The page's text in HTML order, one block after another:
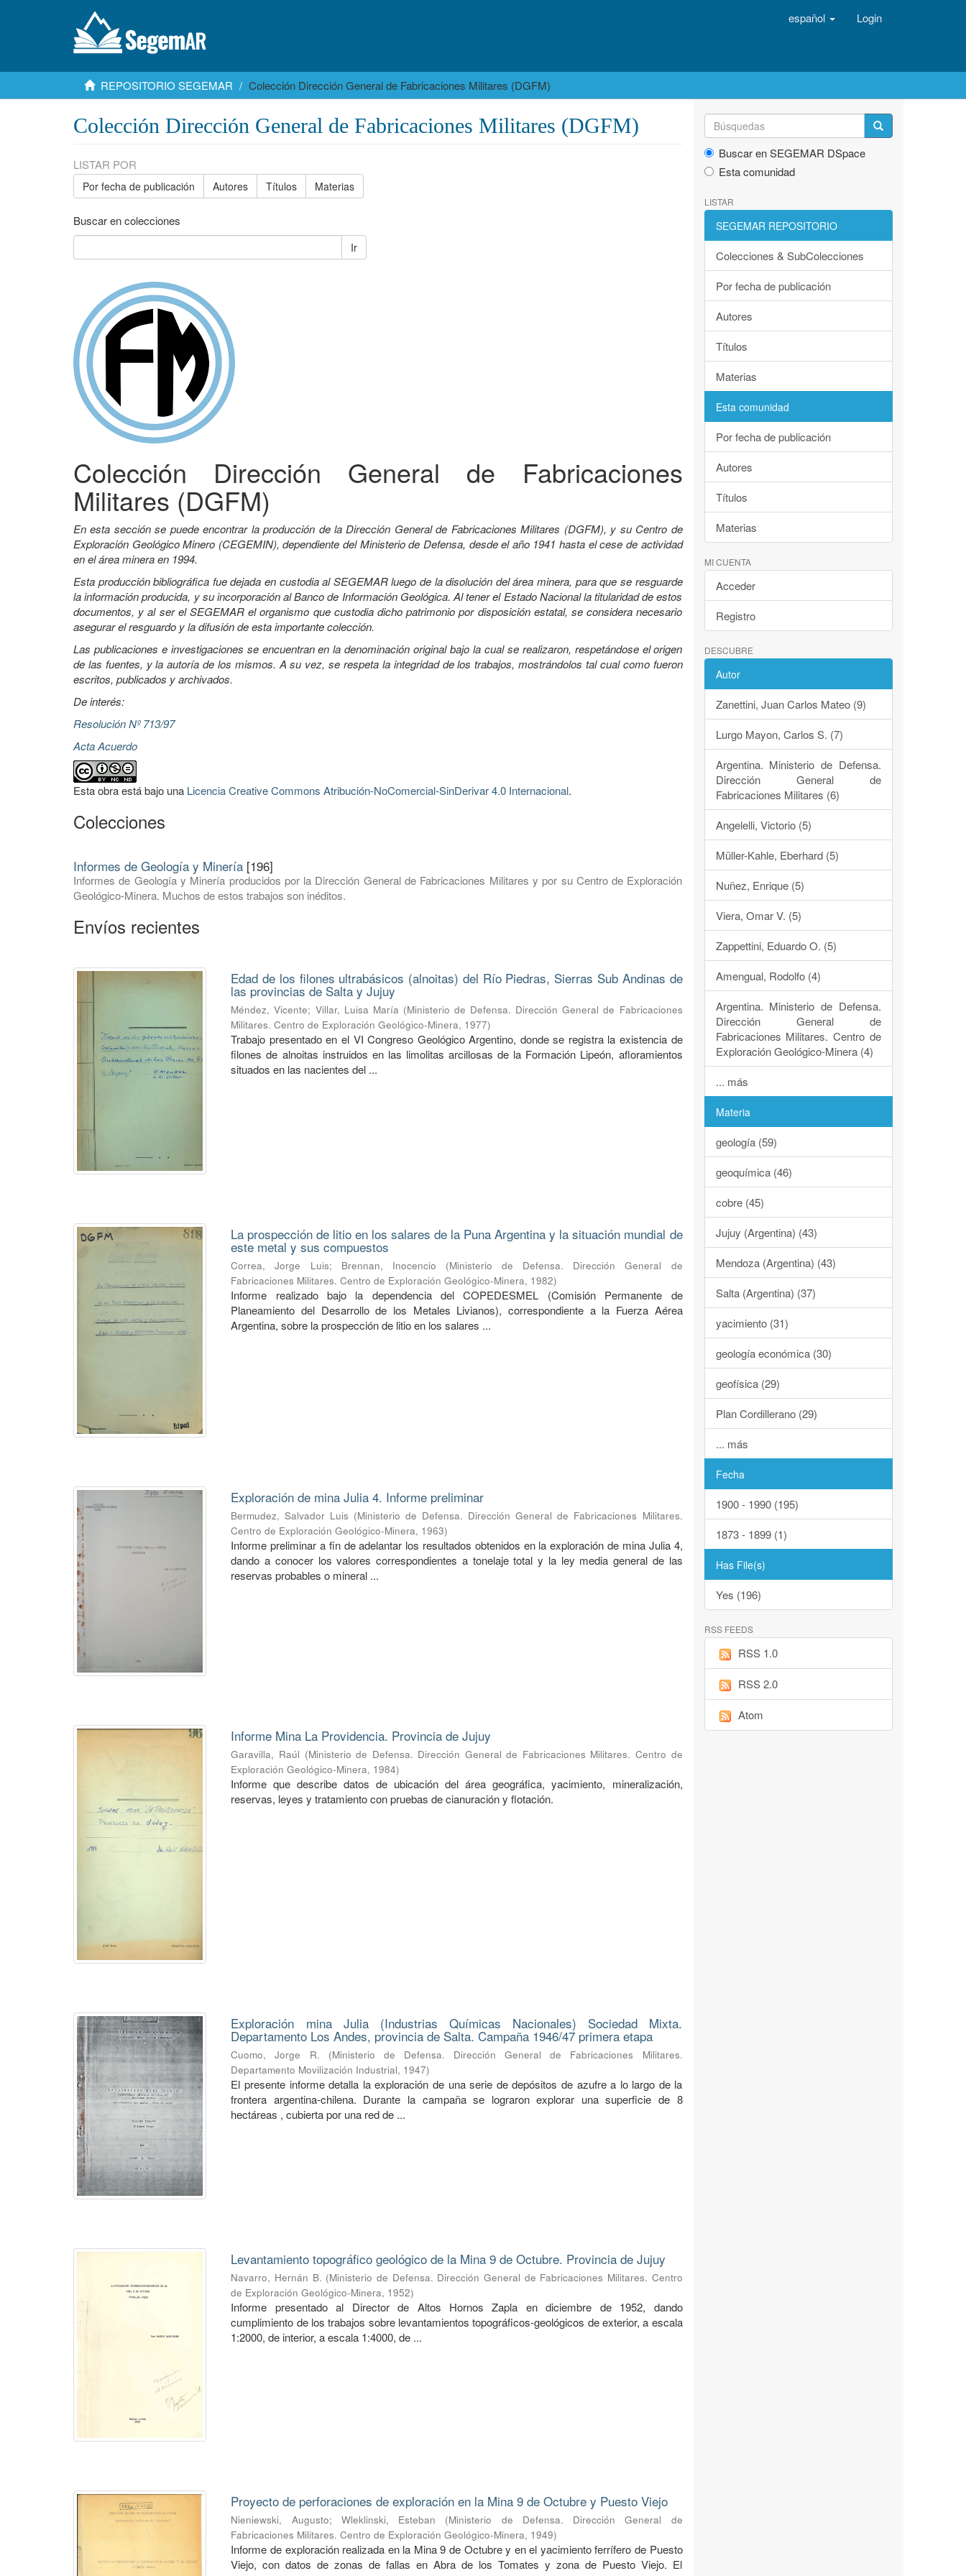
español Login
REPOSITORIO SEGEMAR Colección Dirección General de Fabricaciones Militares (DGFM)
Colección Dirección General de Fabricaciones Militares (DGFM)
LISTAR POR
Por fecha de publicación Autores Títulos Materias
Buscar en colecciones
Ir
Colección Dirección General de Fabricaciones
Militares (DGFM)
En esta sección se puede encontrar la producción de la Dirección General de Fabricaciones Militares (DGFM), y su Centro de
Exploración Geológico Minero (CEGEMIN), dependiente del Ministerio de Defensa, desde el año 1941 hasta el cese de actividad
en el área minera en 1994.
Esta producción bibliográfica fue dejada en custodia al SEGEMAR luego de la disolución del área minera, para que se resguarde
la información producida, y su incorporación al Banco de Información Geológica. Al tener el Estado Nacional la titularidad de estos
documentos, y al ser el SEGEMAR el organismo que custodia dicho patrimonio por disposición estatal, se considera necesario
asegurar el resguardo y la difusión de esta importante colección.
Las publicaciones e investigaciones se encuentran en la denominación original bajo la cual se realizaron, respetándose el origen
de las fuentes, y la autoría de los mismos. A su vez, se respeta la integridad de los trabajos, mostrándolos tal cual como fueron
escritos, publicados y archivados.
De interés:
Resolución Nº 713/97
Acta Acuerdo
Esta obra está bajo una Licencia Creative Commons Atribución-NoComercial-SinDerivar 4.0 Internacional.
Colecciones
Informes de Geología y Minería [196]
Informes de Geología y Minería producidos por la Dirección General de Fabricaciones Militares y por su Centro de Exploración
Geológico-Minera. Muchos de estos trabajos son inéditos.
Envíos recientes
Edad de los filones ultrabásicos (alnoitas) del Río Piedras, Sierras Sub Andinas de
las provincias de Salta y Jujuy
Méndez, Vicente; Villar, Luisa María (Ministerio de Defensa. Dirección General de Fabricaciones
Militares. Centro de Exploración Geológico-Minera, 1977)
Trabajo presentado en el VI Congreso Geológico Argentino, donde se registra la existencia de
filones de alnoitas instruidos en las limolitas arcillosas de la Formación Lipeón, afloramientos
situados en las nacientes del ...
La prospección de litio en los salares de la Puna Argentina y la situación mundial de
este metal y sus compuestos
Correa, Jorge Luis; Brennan, Inocencio (Ministerio de Defensa. Dirección General de
Fabricaciones Militares. Centro de Exploración Geológico-Minera, 1982)
Informe realizado bajo la dependencia del COPEDESMEL (Comisión Permanente de
Planeamiento del Desarrollo de los Metales Livianos), correspondiente a la Fuerza Aérea
Argentina, sobre la prospección de litio en los salares ...
Exploración de mina Julia 4. Informe preliminar
Bermudez, Salvador Luis (Ministerio de Defensa. Dirección General de Fabricaciones Militares.
Centro de Exploración Geológico-Minera, 1963)
Informe preliminar a fin de adelantar los resultados obtenidos en la exploración de mina Julia 4,
dando a conocer los valores correspondientes a tonelaje total y la ley media general de las
reservas probables o mineral ...
Informe Mina La Providencia. Provincia de Jujuy
Garavilla, Raúl (Ministerio de Defensa. Dirección General de Fabricaciones Militares. Centro de
Exploración Geológico-Minera, 1984)
Informe que describe datos de ubicación del área geográfica, yacimiento, mineralización,
reservas, leyes y tratamiento con pruebas de cianuración y flotación.
Exploración mina Julia (Industrias Químicas Nacionales) Sociedad Mixta.
Departamento Los Andes, provincia de Salta. Campaña 1946/47 primera etapa
Cuomo, Jorge R. (Ministerio de Defensa. Dirección General de Fabricaciones Militares.
Departamento Movilización Industrial, 1947)
El presente informe detalla la exploración de una serie de depósitos de azufre a lo largo de la
frontera argentina-chilena. Durante la campaña se lograron explorar una superficie de 8
hectáreas , cubierta por una red de ...
Levantamiento topográfico geológico de la Mina 9 de Octubre. Provincia de Jujuy
Navarro, Hernán B. (Ministerio de Defensa. Dirección General de Fabricaciones Militares. Centro
de Exploración Geológico-Minera, 1952)
Informe presentado al Director de Altos Hornos Zapla en diciembre de 1952, dando
cumplimiento de los trabajos sobre levantamientos topográficos-geológicos de exterior, a escala
1:2000, de interior, a escala 1:4000, de ...
Proyecto de perforaciones de exploración en la Mina 9 de Octubre y Puesto Viejo
Nieniewski, Augusto; Wleklinski, Esteban (Ministerio de Defensa. Dirección General de
Fabricaciones Militares. Centro de Exploración Geológico-Minera, 1949)
Informe de exploración realizada en la Mina 9 de Octubre y en el yacimiento ferrífero de Puesto
Viejo, con datos de zonas de fallas en Abra de los Tomates y zona de Puesto Viejo. El
Buscar en SEGEMAR DSpace
Esta comunidad
LISTAR
SEGEMAR REPOSITORIO
Colecciones & SubColecciones
Por fecha de publicación
Autores
Títulos
Materias
Esta comunidad
Por fecha de publicación
Autores
Títulos
Materias
MI CUENTA
Acceder
Registro
DESCUBRE
Autor
Zanettini, Juan Carlos Mateo (9)
Lurgo Mayon, Carlos S. (7)
Argentina. Ministerio de Defensa.
Dirección General de
Fabricaciones Militares (6)
Angelelli, Victorio (5)
Müller-Kahle, Eberhard (5)
Nuñez, Enrique (5)
Viera, Omar V. (5)
Zappettini, Eduardo O. (5)
Amengual, Rodolfo (4)
Argentina. Ministerio de Defensa.
Dirección General de
Fabricaciones Militares. Centro de
Exploración Geológico-Minera (4)
... más
Materia
geología (59)
geoquímica (46)
cobre (45)
Jujuy (Argentina) (43)
Mendoza (Argentina) (43)
Salta (Argentina) (37)
yacimiento (31)
geología económica (30)
geofísica (29)
Plan Cordillerano (29)
... más
Fecha
1900 - 1990 (195)
1873 - 1899 (1)
Has File(s)
Yes (196)
RSS FEEDS
RSS 1.0
RSS 2.0
Atom